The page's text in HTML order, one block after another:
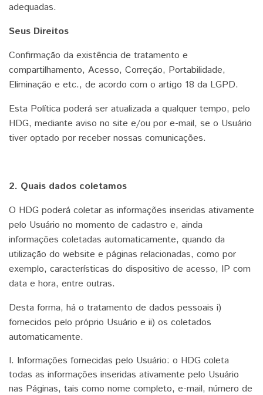
adequadas.
Seus Direitos
Confirmação da existência de tratamento e
compartilhamento, Acesso, Correção, Portabilidade,
Eliminação e etc., de acordo com o artigo 18 da LGPD.
Esta Política poderá ser atualizada a qualquer tempo, pelo
HDG, mediante aviso no site e/ou por e-mail, se o Usuário
tiver optado por receber nossas comunicações.
2. Quais dados coletamos
O HDG poderá coletar as informações inseridas ativamente
pelo Usuário no momento de cadastro e, ainda
informações coletadas automaticamente, quando da
utilização do website e páginas relacionadas, como por
exemplo, características do dispositivo de acesso, IP com
data e hora, entre outras.
Desta forma, há o tratamento de dados pessoais i)
fornecidos pelo próprio Usuário e ii) os coletados
automaticamente.
I. Informações fornecidas pelo Usuário: o HDG coleta
todas as informações inseridas ativamente pelo Usuário
nas Páginas, tais como nome completo, e-mail, número de